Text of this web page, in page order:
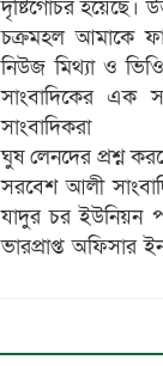
দৃষ্টিগোচর হয়েছে।
চক্রমহল আমাকে
নিউজ মিথ্যা ও
সাংবাদিকের এক
সাংবাদিকরা
ঘুষ লেনদের প্রশ্ন
সরবেশ আলী
যাদুর চর ইউনিয়ন
ভারপ্রাপ্ত অফিসার